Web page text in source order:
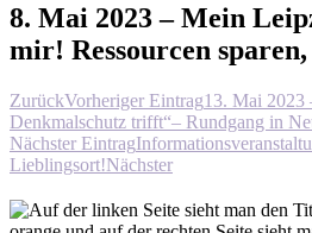
8. Mai 2023 – Mein
mir! Ressourcen
ZurückVorheriger Eintrag13. Mai 2023
Denkmalschutz trifft“– Rundgang in
Nächster Eintrag
Lieblingsort!Nächster